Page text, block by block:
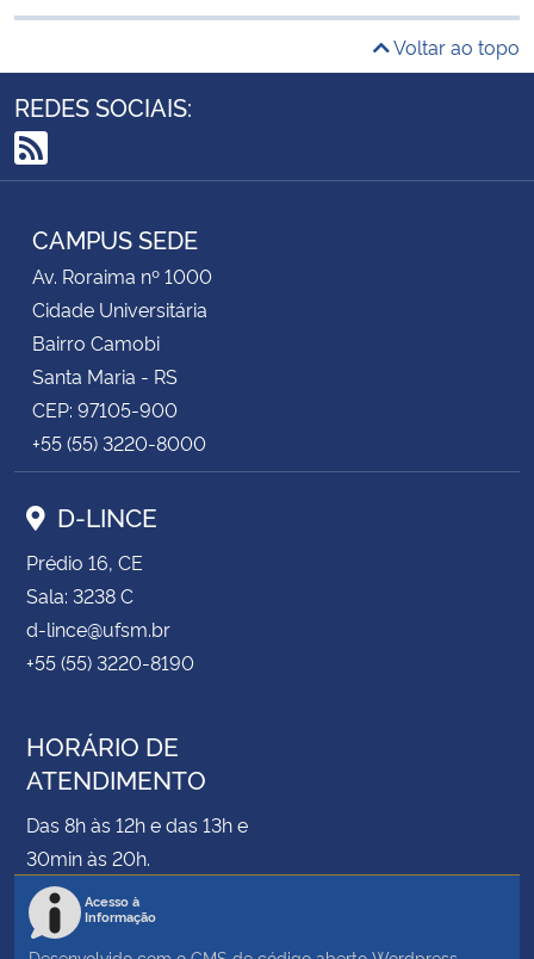
Voltar ao topo
REDES SOCIAIS:
RSS
CAMPUS SEDE
Av. Roraima nº 1000
Cidade Universitária
Bairro Camobi
Santa Maria - RS
CEP: 97105-900
+55 (55) 3220-8000
D-LINCE
Prédio 16, CE
Sala: 3238 C
d-lince@ufsm.br
+55 (55) 3220-8190
HORÁRIO DE
ATENDIMENTO
Das 8h às 12h e das 13h e
30min às 20h.
Acesso à
Informação